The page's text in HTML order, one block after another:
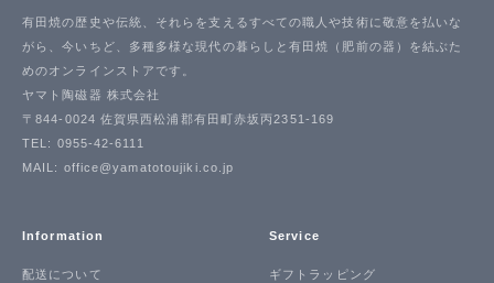
有田焼の歴史や伝統、それらを支えるすべての職人や技術に敬意を払いな
がら、今いちど、多種多様な現代の暮らしと有田焼（肥前の器）を結ぶた
めのオンラインストアです。
ヤマト陶磁器 株式会社
〒844-0024 佐賀県西松浦郡有田町赤坂丙2351-169
TEL: 0955-42-6111
MAIL: office@yamatotoujiki.co.jp
Information
配送について
Service
ギフトラッピング